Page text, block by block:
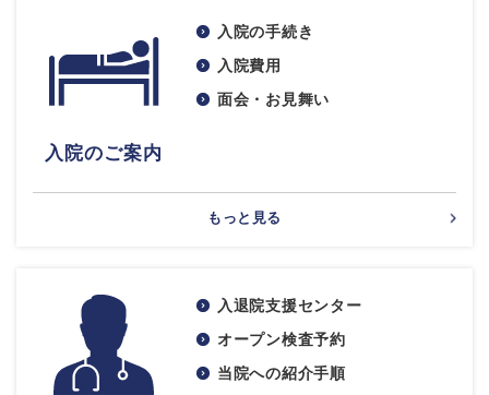
入院のご案内
入院の手続き
入院費用
面会・お見舞い
もっと見る
入退院支援センター
オープン検査予約
当院への紹介手順